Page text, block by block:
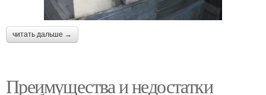
читать дальше →
Преимущества и недостатки